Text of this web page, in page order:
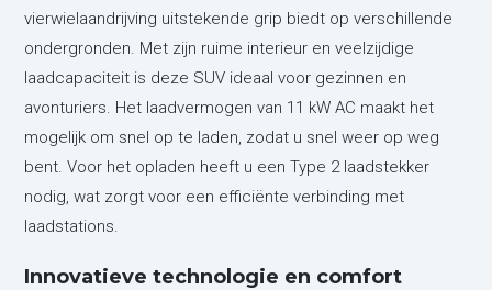
vierwielaandrijving uitstekende grip biedt op verschillende
ondergronden. Met zijn ruime interieur en veelzijdige
laadcapaciteit is deze SUV ideaal voor gezinnen en
avonturiers. Het laadvermogen van 11 kW AC maakt het
mogelijk om snel op te laden, zodat u snel weer op weg
bent. Voor het opladen heeft u een Type 2 laadstekker
nodig, wat zorgt voor een efficiënte verbinding met
laadstations.
Innovatieve technologie en comfort